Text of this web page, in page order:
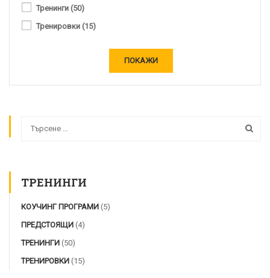
Тренинги (50)
Тренировки (15)
ПОКАЖИ
ТРЕНИНГИ
КОУЧИНГ ПРОГРАМИ (5)
ПРЕДСТОЯЩИ (4)
ТРЕНИНГИ (50)
ТРЕНИРОВКИ (15)